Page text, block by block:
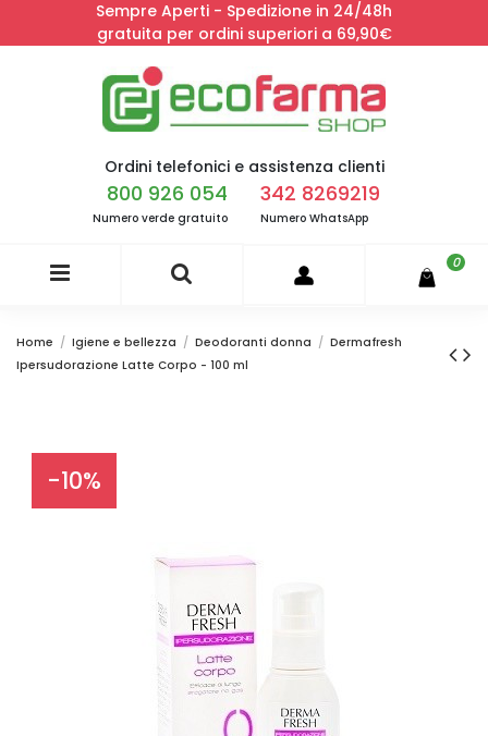
Sempre Aperti - Spedizione in 24/48h
gratuita per ordini superiori a 69,90€
Ordini telefonici e assistenza clienti
800 926 054
Numero verde gratuito
342 8269219
Numero WhatsApp
0
Home Igiene e bellezza Deodoranti donna
Dermafresh
Ipersudorazione Latte Corpo - 100 ml
-10%